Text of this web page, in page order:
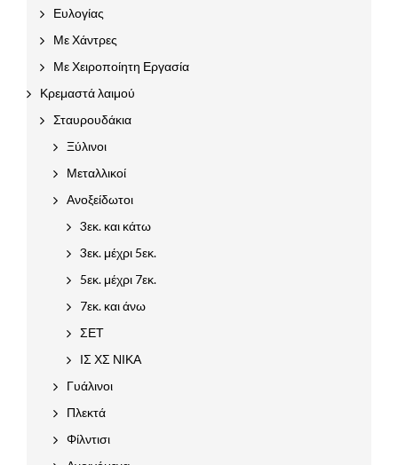
Ευλογίας
Με Χάντρες
Με Χειροποίητη Εργασία
Κρεμαστά λαιμού
Σταυρουδάκια
Ξύλινοι
Μεταλλικοί
Ανοξείδωτοι
3εκ. και κάτω
3εκ. μέχρι 5εκ.
5εκ. μέχρι 7εκ.
7εκ. και άνω
ΣΕΤ
ΙΣ ΧΣ ΝΙΚΑ
Γυάλινοι
Πλεκτά
Φίλντισι